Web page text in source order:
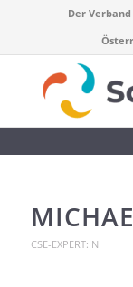
Der
CSE-EXPERT:IN